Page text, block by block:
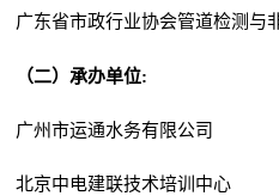
广东省市政行业协会管道检测与
（二）承办单位:
广州市运通水务有限公司
北京中电建联技术培训中心